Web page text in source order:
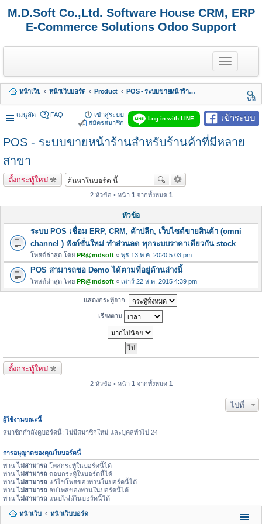
M.D.Soft Co.,Ltd. Software House CRM, ERP
E-Commerce Solutions Odoo Support
T
o
g
e
n
a
i
g
หน้าเว็บ หน้าเว็บบอร์ด Product
POS - ระบบขายหน้าร้านสำหรับร้านค้าที่มีหลายสาขา
นห
า
เมนูลัด
เข้าระบบ
Log in with LINE
FAQ
เข้าสู่ระบบ
สมัครสมาชิก
POS - ระบบขายหน้าร้านสำหรับร้านค้าที่มีหลาย
สาขา
ตั้งกระทู้ใหม่
2 หัวข้อ • หน้า 1 จากทั้งหมด 1
หัวข้อ
ระบบ POS เชื่อม ERP, CRM, ค้าปลีก, เว็บไซต์ขายสินค้า (omni
channel ) ฟังก์ชั่นใหม่ ทำส่วนลด ทุกระบบราคาเดียวกัน stock
โพสต์ล่าสุด โดย PR@mdsoft « พุธ 13 พ.ค. 2020 5:03 pm
POS สามารถขอ Demo ได้ตามที่อยู่ด้านล่างนี้
โพสต์ล่าสุด โดย PR@mdsoft « เสาร์ 22 ส.ค. 2015 4:39 pm
แสดงกระทู้จาก:
เรียงตาม
ตั้งกระทู้ใหม่
2 หัวข้อ • หน้า 1 จากทั้งหมด 1
ไปที่
ผู้ใช้งานขณะนี้
สมาชิกกำลังดูบอร์ดนี้: ไม่มีสมาชิกใหม่ และบุคลทั่วไป 24
การอนุญาตของคุณในบอร์ดนี้
ท่านไม่สามารถ โพสกระทู้ในบอร์ดนี้ได้
ท่านไม่สามารถ ตอบกระทู้ในบอร์ดนี้ได้
ท่านไม่สามารถ แก้ไขโพสของท่านในบอร์ดนี้ได้
ท่านไม่สามารถ ลบโพสของท่านในบอร์ดนี้ได้
ท่านไม่สามารถ แนบไฟล์ในบอร์ดนี้ได้
หน้าเว็บ หน้าเว็บบอร์ด